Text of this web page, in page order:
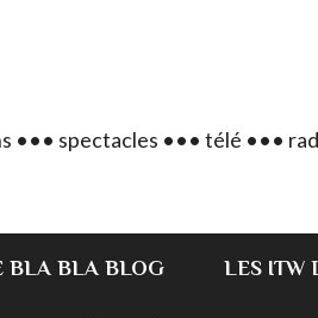
••• spectacles ••• télé •••
BLA BLA BLOG LES ITW